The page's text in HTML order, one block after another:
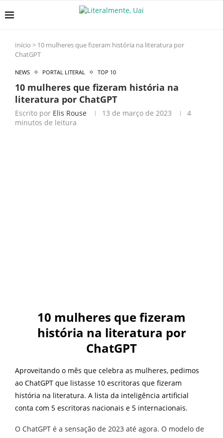
Início > 10 mulheres que fizeram história na literatura por
ChatGPT
NEWS PORTAL LITERAL TOP 10
10 mulheres que fizeram história na
literatura por ChatGPT
Escrito por Elis Rouse 13 de março de 2023
4
minutos de leitura
10 mulheres que fizeram
história na literatura por
ChatGPT
Aproveitando o mês que celebra as mulheres, pedimos
ao ChatGPT que listasse 10 escritoras que fizeram
história na literatura. A lista da inteligência artificial
conta com 5 escritoras nacionais e 5 internacionais.
O ChatGPT é a sensação de 2023 até agora. O modelo de